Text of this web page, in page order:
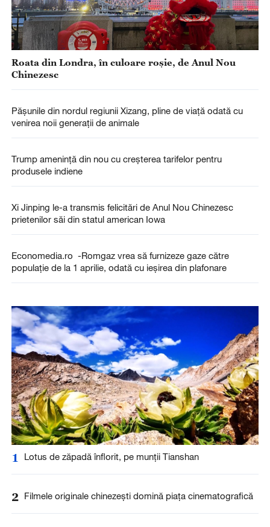
Roata din Londra, în culoare roșie, de Anul Nou
Chinezesc
Pășunile din nordul regiunii Xizang, pline de viață odată cu
venirea noii generații de animale
Trump amenință din nou cu creșterea tarifelor pentru
produsele indiene
Xi Jinping le-a transmis felicitări de Anul Nou Chinezesc
prietenilor săi din statul american Iowa
Economedia.ro -Romgaz vrea să furnizeze gaze către
populație de la 1 aprilie, odată cu ieșirea din plafonare
1 Lotus de zăpadă înflorit, pe munții Tianshan
2 Filmele originale chinezești domină piața cinematografică